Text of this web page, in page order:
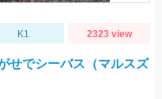
K1 2323 view
せでシーバス（マルスズ